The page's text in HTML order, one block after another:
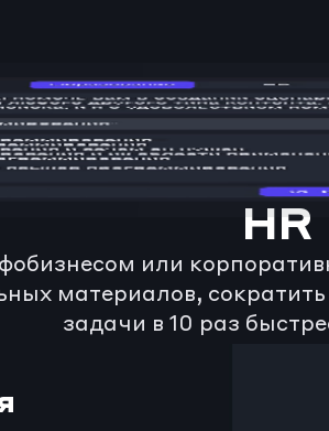
HR
или
материалов,
задачи в 10 раз